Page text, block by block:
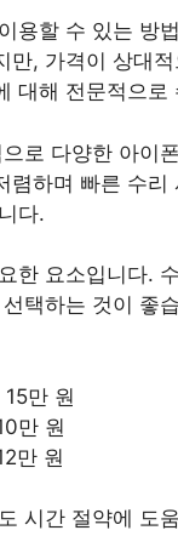
용할 수 있는 방
만, 가격이 상대
대해 전문적으로
로 다양한 아이
렴하며 빠른 수
다.
한 요소입니다.
택하는 것이 좋
만 원
만 원
만 원
시간 절약에 도